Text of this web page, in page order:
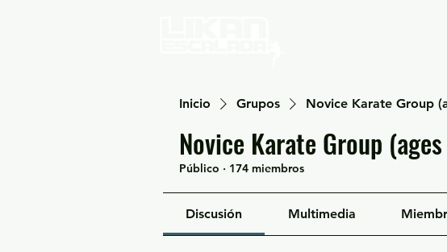
Inicio Grupos Novice Karate Group
Novice Karate Group
Público · 174 miembros
Discusión Multimedia